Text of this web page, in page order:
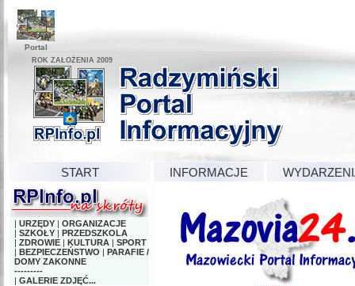
Portal
ROK ZAŁOŻENIA 2009
START INFORMACJE
| URZĘDY | ORGANIZACJE
| SZKOŁY | PRZEDSZKOLA
| ZDROWIE | KULTURA | SPORT
| BEZPIECZEŃSTWO | PARAFIE /
DOMY ZAKONNE
---------
| GALERIE ZDJĘĆ...